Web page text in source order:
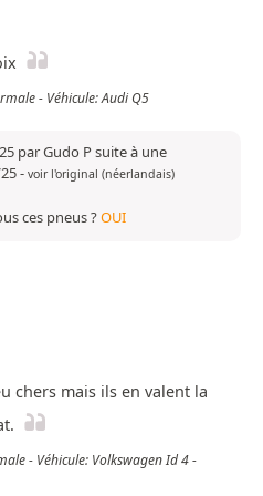
- Véhicule: Audi Q5
par Gudo P suite à une
- voir l'original (néerlandais)
ces pneus ?OUI
chers mais ils en valent la
- Véhicule: Volkswagen Id 4 -